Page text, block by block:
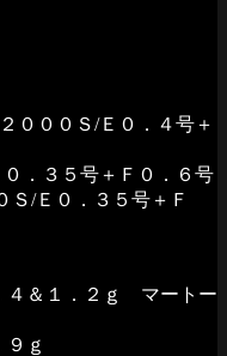
０００Ｓ/Ｅ０．４号＋
．３５号＋Ｆ０．６号
Ｓ/Ｅ０．３５号＋Ｆ
４＆１．２ｇ マートー
ｇ